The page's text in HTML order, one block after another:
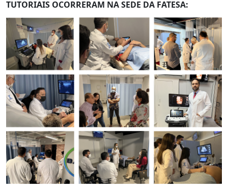
TUTORIAIS OCORRERAM NA SEDE DA FATESA: